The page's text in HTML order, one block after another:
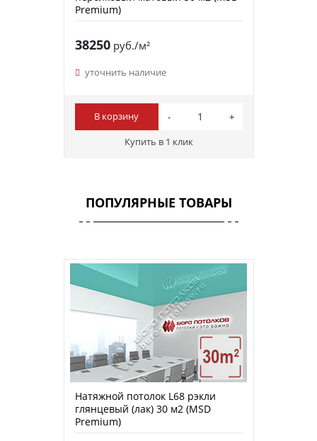
Premium)
38250руб./м²
уточнить наличие
В корзину
Купить в 1 клик
ПОПУЛЯРНЫЕ ТОВАРЫ
Натяжной потолок L68 рэкли
глянцевый (лак) 30 м2 (MSD
Premium)